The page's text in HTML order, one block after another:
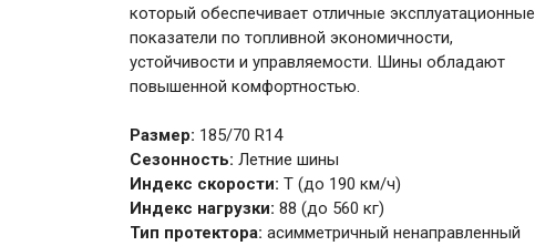
который обеспечивает отличные эксплуатационные
показатели по топливной экономичности,
устойчивости и управляемости. Шины обладают
повышенной комфортностью.
Размер: 185/70 R14
Сезонность: Летние шины
Индекс скорости: T (до 190 км/ч)
Индекс нагрузки: 88 (до 560 кг)
Тип протектора: асимметричный ненаправленный